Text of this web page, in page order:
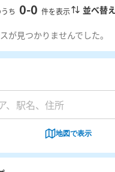
ち 0-0 件を表示 並べ替え
が見つかりませんでした。
地図で表示